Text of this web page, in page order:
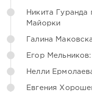
Никита Гуранда
Майорки
Галина
Егор
Нелли
Евгения